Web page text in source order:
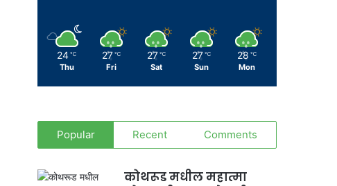
24 ℃
Thu
27 ℃
Fri
27 ℃
Sat
27 ℃
Sun
28 ℃
Mon
Popular Recent Comments
कोथरूड मधील महात्मा